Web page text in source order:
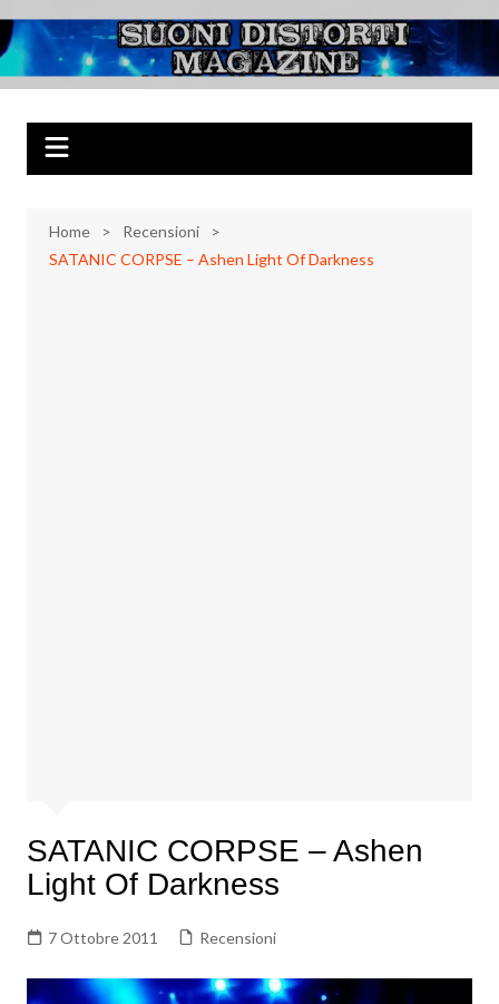
al
contenuto
Suoni Distorti
Magazine
Musica Rock, Metal, Punk e varie sonorità alternative
Home
Recensioni
SATANIC CORPSE – Ashen Light Of Darkness
SATANIC CORPSE – Ashen
Light Of Darkness
7 Ottobre 2011 Recensioni